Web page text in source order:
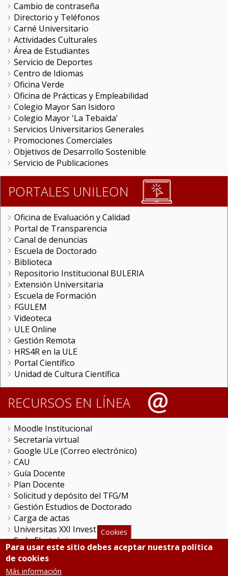
Cambio de contraseña
Directorio y Teléfonos
Carné Universitario
Actividades Culturales
Área de Estudiantes
Servicio de Deportes
Centro de Idiomas
Oficina Verde
Oficina de Prácticas y Empleabilidad
Colegio Mayor San Isidoro
Colegio Mayor 'La Tebaida'
Servicios Universitarios Generales
Promociones Comerciales
Objetivos de Desarrollo Sostenible
Servicio de Publicaciones
PORTALES UNILEON
Oficina de Evaluación y Calidad
Portal de Transparencia
Canal de denuncias
Escuela de Doctorado
Biblioteca
Repositorio Institucional BULERIA
Extensión Universitaria
Escuela de Formación
FGULEM
Videoteca
ULE Online
Gestión Remota
HRS4R en la ULE
Portal Científico
Unidad de Cultura Científica
RECURSOS EN LÍNEA
Moodle Institucional
Secretaría virtual
Google ULe (Correo electrónico)
CAU
Guía Docente
Plan Docente
Solicitud y depósito del TFG/M
Gestión Estudios de Doctorado
Carga de actas
Universitas XXI Investigación
Sede Electrónica
Tramitador unileon
Perfil del Contratante
Cookies
Para usar este sitio debes aceptar nuestra política
de cookies
Más información